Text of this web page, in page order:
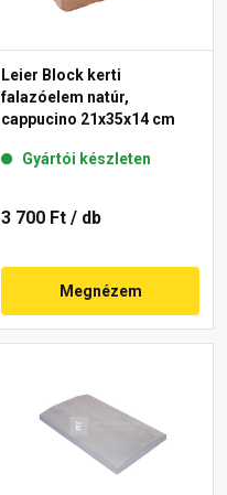
Leier Block kerti
falazóelem natúr,
cappucino 21x35x14 cm
Gyártói készleten
3 700 Ft / db
Megnézem